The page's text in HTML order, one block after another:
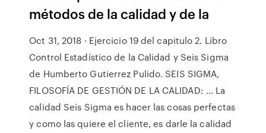
métodos de la calidad y de la
Oct 31, 2018 · Ejercicio 19 del capitulo 2. Libro
Control Estadístico de la Calidad y Seis Sigma
de Humberto Gutierrez Pulido. SEIS SIGMA,
FILOSOFÍA DE GESTIÓN DE LA CALIDAD: … La
calidad Seis Sigma es hacer las cosas perfectas
y como las quiere el cliente, es darle la calidad